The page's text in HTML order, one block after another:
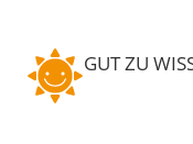
GUT ZU